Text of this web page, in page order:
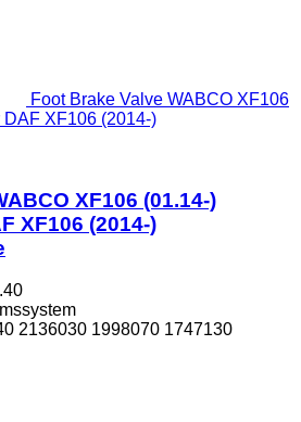
Foot Brake Valve WABCO XF106
XF106 (2014-)
XF106 (01.14-)
XF106 (2014-)
2136030 1998070 1747130